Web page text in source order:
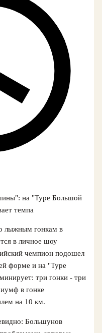
на "Туре Большой
темпа
лыжным гонкам в
в личное шоу
чемпион подошел
форме и на "Туре
три гонки - три
в гонке
на 10 км.
Большунов